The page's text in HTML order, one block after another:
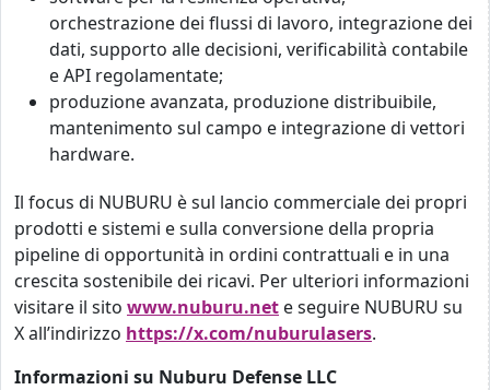
orchestrazione dei flussi di lavoro, integrazione dei
dati, supporto alle decisioni, verificabilità contabile
e API regolamentate;
produzione avanzata, produzione distribuibile,
mantenimento sul campo e integrazione di vettori
hardware.
Il focus di NUBURU è sul lancio commerciale dei propri
prodotti e sistemi e sulla conversione della propria
pipeline di opportunità in ordini contrattuali e in una
crescita sostenibile dei ricavi. Per ulteriori informazioni
visitare il sito www.nuburu.net e seguire NUBURU su
X all’indirizzo https://x.com/nuburulasers.
Informazioni su Nuburu Defense LLC